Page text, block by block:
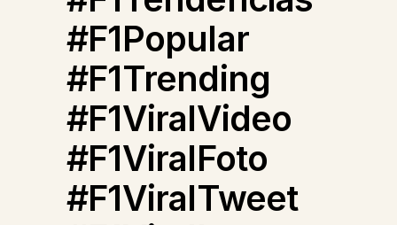
#F1Popular
#F1Trending
#F1ViralVideo
#F1ViralFoto
#F1ViralTweet